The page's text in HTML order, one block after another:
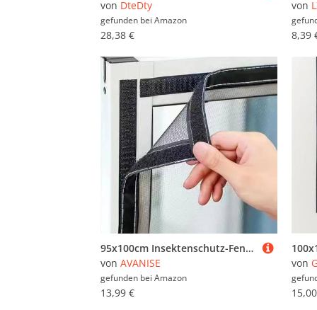
von DteDty
gefunden bei Amazon
28,38 €
von
8,39
95x100cm Insektenschutz-Fenster Fliegengitter Fenster Fliegengitter Insektenschutz für Rolladen
von AVANISE
gefunden bei Amazon
13,99 €
von